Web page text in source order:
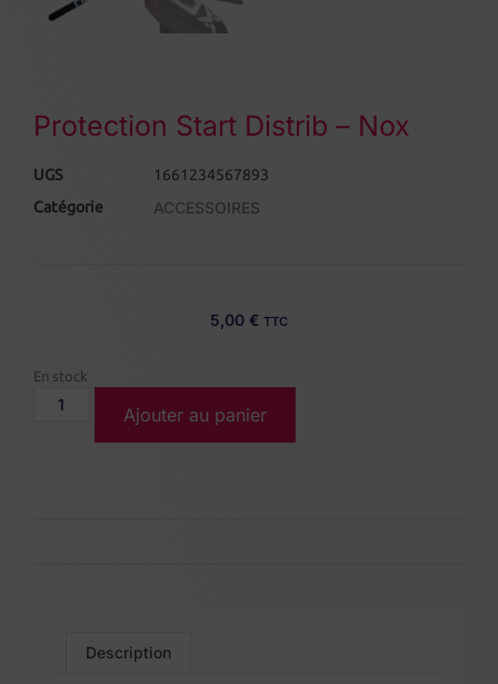
Protection Start Distrib – Nox
UGS
1661234567893
Catégorie
ACCESSOIRES
5,00 € TTC
En stock
Ajouter au panier
Description